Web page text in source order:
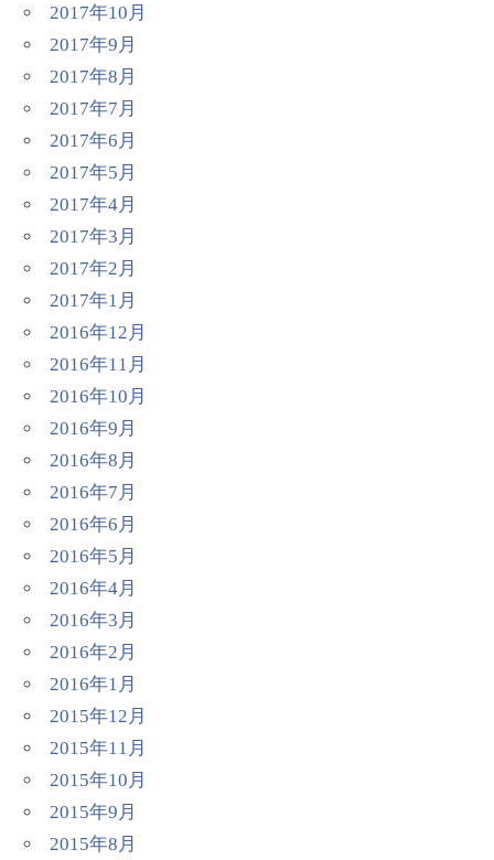
2017年10月
2017年9月
2017年8月
2017年7月
2017年6月
2017年5月
2017年4月
2017年3月
2017年2月
2017年1月
2016年12月
2016年11月
2016年10月
2016年9月
2016年8月
2016年7月
2016年6月
2016年5月
2016年4月
2016年3月
2016年2月
2016年1月
2015年12月
2015年11月
2015年10月
2015年9月
2015年8月